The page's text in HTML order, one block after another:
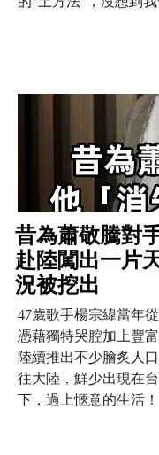
昔為蕭敬騰對
赴陸闖出一片
況被挖出
47歲歌手楊宗緯當年
憑藉獨特哭腔加上豐
陸續推出不少膾炙人
往大陸，鮮少出現在
下，過上愜意的生活